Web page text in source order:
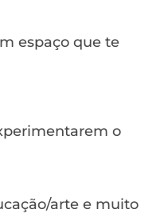
espaço que te
o
arte e muito